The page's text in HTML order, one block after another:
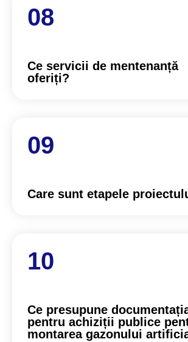
Ce servicii de mentenanță
oferiți?
Care sunt etapele
Ce presupune
pentru achiziții publice
montarea gazonului